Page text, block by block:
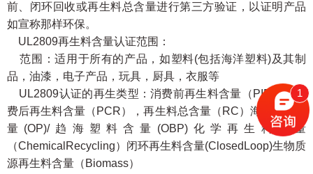
前、闭环回收或再生料总含量进行第三方验证，以证明产品
如宣称那样环保。
UL2809再生料含量认证范围：
范围：适用于所有的产品，如塑料(包括海洋塑料)及其制
品，油漆，电子产品，玩具，厨具，衣服等
UL2809认证的再生类型：消费前再生料含量（PIR），消
费后再生料含量（PCR），再生料总含量（RC）海洋塑料含
量(OP)/趋海塑料含量(OBP)化学再生料含量
（ChemicalRecycling）闭环再生料含量(ClosedLoop)生物质
源再生料含量（Biomass）
1